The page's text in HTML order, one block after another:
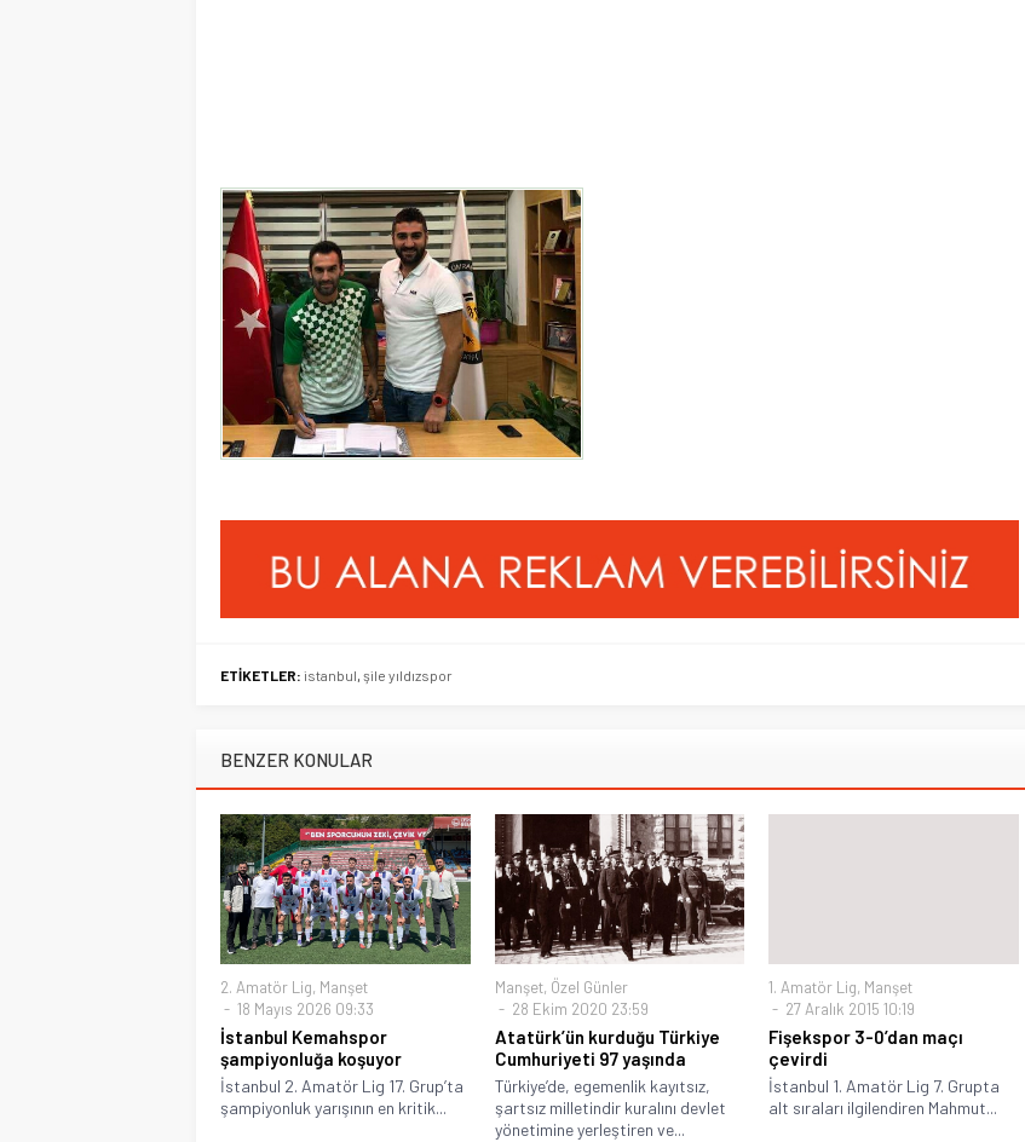
ETİKETLER: istanbul, şile yıldızspor
BENZER KONULAR
2. Amatör Lig, Manşet
18 Mayıs 2026 09:33
İstanbul Kemahspor
şampiyonluğa koşuyor
İstanbul 2. Amatör Lig 17. Grup’ta
şampiyonluk yarışının en kritik...
Manşet, Özel Günler
28 Ekim 2020 23:59
Atatürk’ün kurduğu Türkiye
Cumhuriyeti 97 yaşında
Türkiye’de, egemenlik kayıtsız,
şartsız milletindir kuralını devlet
yönetimine yerleştiren ve...
1. Amatör Lig, Manşet
27 Aralık 2015 10:19
Fişekspor 3-0’dan maçı
çevirdi
İstanbul 1. Amatör Lig 7. Grupta
alt sıraları ilgilendiren Mahmut...